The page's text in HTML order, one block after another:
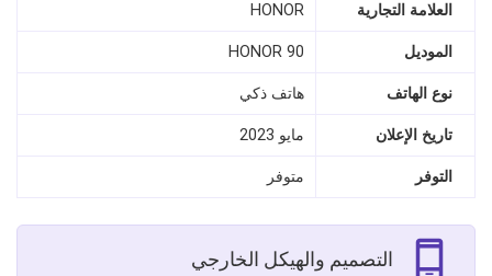
العلامة التجارية HONOR
الموديل HONOR 90
نوع الهاتف هاتف ذكي
تاريخ الإعلان مايو 2023
التوفر متوفر
التصميم والهيكل الخارجي